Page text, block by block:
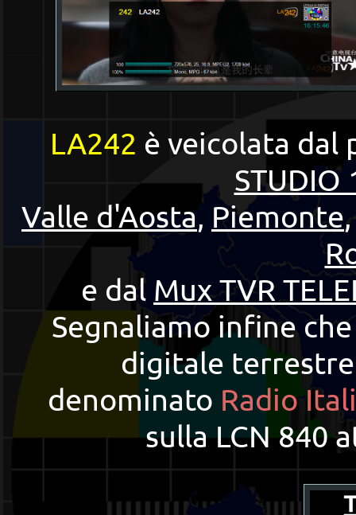
LA242 è veicolata
STUDIO
Valle d'Aosta, Piemonte
e dal Mux TVR
Segnaliamo infine
digitale
denominato Radio
sulla LCN 840